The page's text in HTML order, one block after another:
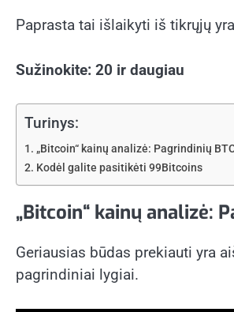
Paprasta tai išlaikyti iš tikrųjų
Sužinokite: 20 ir daugiau
Turinys:
„Bitcoin“ kainų analizė: Pagrindinių
Kodėl galite pasitikėti 99Bitcoins
„Bitcoin“ kainų analizė:
Geriausias būdas prekiauti yra
pagrindiniai lygiai.